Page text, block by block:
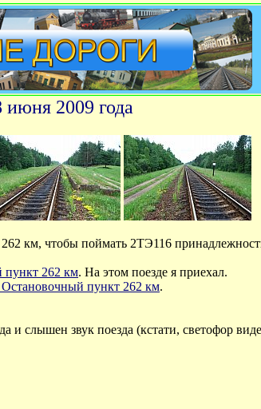
2009 года
км, чтобы поймать 2ТЭ116
пункт 262 км. На этом поезде я приехал.
пункт 262 км.
и слышен звук поезда (кстати, светофор